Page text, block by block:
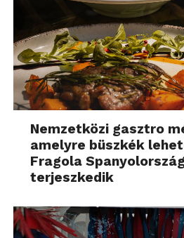
Nemzetközi gasztro
amelyre büszkék
Fragola
terjeszkedik